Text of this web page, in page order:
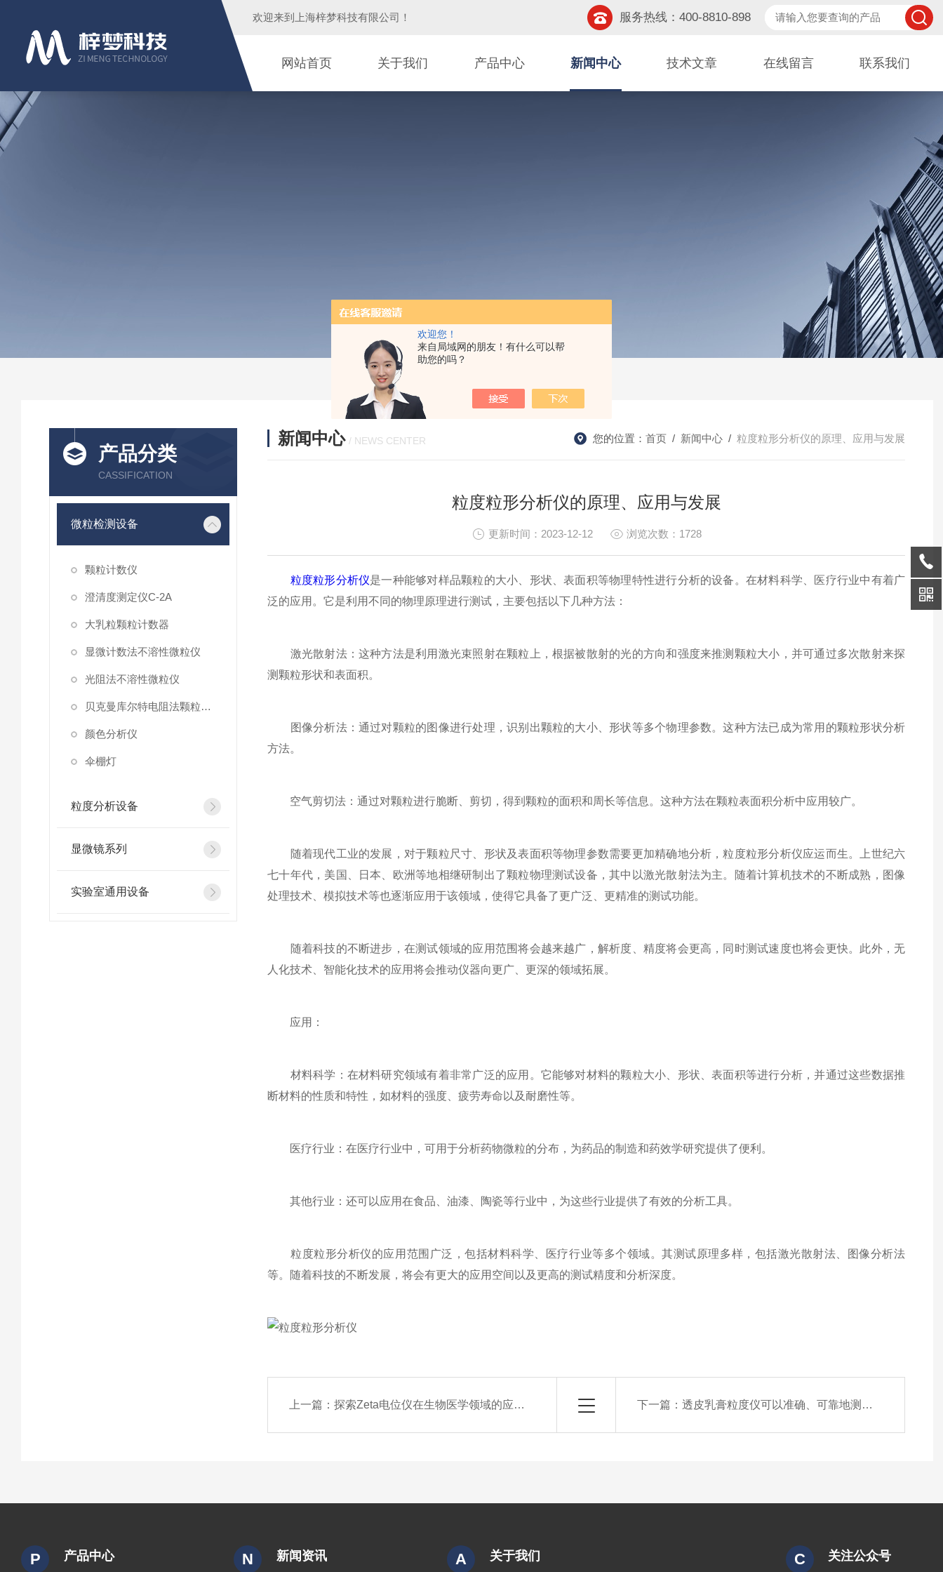
欢迎您！
来自局域网的朋友！有什么可以帮
助您的吗？
欢迎来到 上海梓梦科技有限公司 ！ 服务热线：400-8810-898
网站首页 关于我们 产品中心 新闻中心 技术文章 在线留言 联系我们
产品分类
CASSIFICATION
微粒检测设备
颗粒计数仪
澄清度测定仪C-2A
大乳粒颗粒计数器
显微计数法不溶性微粒仪
光阻法不溶性微粒仪
贝克曼库尔特电阻法颗粒计数器
颜色分析仪
伞棚灯
粒度分析设备
显微镜系列
实验室通用设备
新闻中心 / NEWS CENTER 您的位置： 首页 / 新闻中心 / 粒度粒形分析仪的原理、应用与发展
粒度粒形分析仪的原理、应用与发展
更新时间：2023-12-12 浏览次数：1728
粒度粒形分析仪是一种能够对样品颗粒的大小、形状、表面积等物理特性进行分析的设备。在材料科学、医疗行业中有着广
泛的应用。它是利用不同的物理原理进行测试，主要包括以下几种方法：
激光散射法：这种方法是利用激光束照射在颗粒上，根据被散射的光的方向和强度来推测颗粒大小，并可通过多次散射来探
测颗粒形状和表面积。
图像分析法：通过对颗粒的图像进行处理，识别出颗粒的大小、形状等多个物理参数。这种方法已成为常用的颗粒形状分析
方法。
空气剪切法：通过对颗粒进行脆断、剪切，得到颗粒的面积和周长等信息。这种方法在颗粒表面积分析中应用较广。
随着现代工业的发展，对于颗粒尺寸、形状及表面积等物理参数需要更加精确地分析，粒度粒形分析仪应运而生。上世纪六
七十年代，美国、日本、欧洲等地相继研制出了颗粒物理测试设备，其中以激光散射法为主。随着计算机技术的不断成熟，图像
处理技术、模拟技术等也逐渐应用于该领域，使得它具备了更广泛、更精准的测试功能。
随着科技的不断进步，在测试领域的应用范围将会越来越广，解析度、精度将会更高，同时测试速度也将会更快。此外，无
人化技术、智能化技术的应用将会推动仪器向更广、更深的领域拓展。
应用：
材料科学：在材料研究领域有着非常广泛的应用。它能够对材料的颗粒大小、形状、表面积等进行分析，并通过这些数据推
断材料的性质和特性，如材料的强度、疲劳寿命以及耐磨性等。
医疗行业：在医疗行业中，可用于分析药物微粒的分布，为药品的制造和药效学研究提供了便利。
其他行业：还可以应用在食品、油漆、陶瓷等行业中，为这些行业提供了有效的分析工具。
粒度粒形分析仪的应用范围广泛，包括材料科学、医疗行业等多个领域。其测试原理多样，包括激光散射法、图像分析法
等。随着科技的不断发展，将会有更大的应用空间以及更高的测试精度和分析深度。
上一篇：探索Zeta电位仪在生物医学领域的应用与前景 下一篇： 透皮乳膏粒度仪可以准确、可靠地测量透皮制剂的粒度和分布
P 产品中心 N 新闻资讯 A 关于我们 C 关注公众号